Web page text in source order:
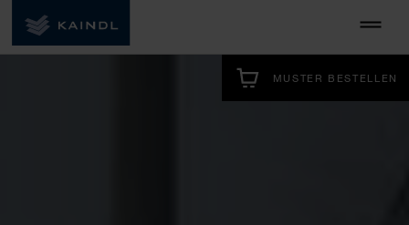
MUSTER BESTELLEN